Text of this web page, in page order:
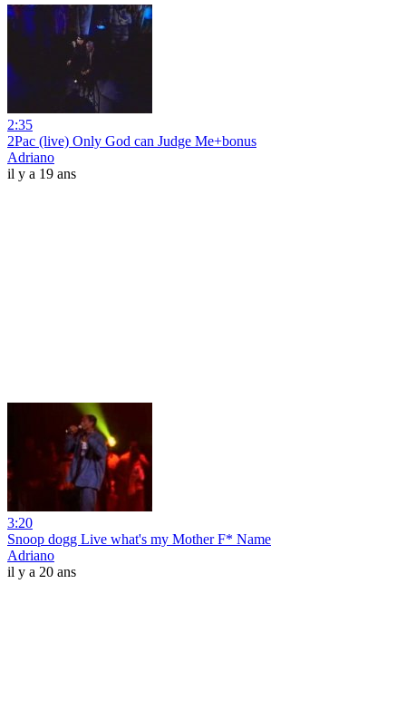
2:35
2Pac (live) Only God can Judge Me+bonus
Adriano
il y a 19 ans
3:20
Snoop dogg Live what's my Mother F* Name
Adriano
il y a 20 ans